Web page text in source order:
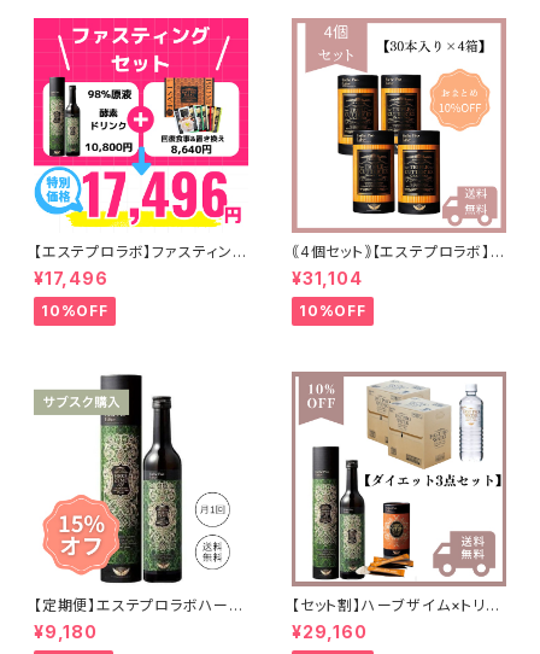
【エステプロラボ】ファスティング
セット
¥17,496
10%OFF
｟4個セット｠【エステプロラボ】ト
リプルカッターEX
¥31,104
10%OFF
【定期便】エステプロラボハーブ
ザイム(酵素)/3ヶ月コース
¥9,180
【セット割】ハーブザイム×トリプ
ルカッター×ファストプロウォー
ター
¥29,160